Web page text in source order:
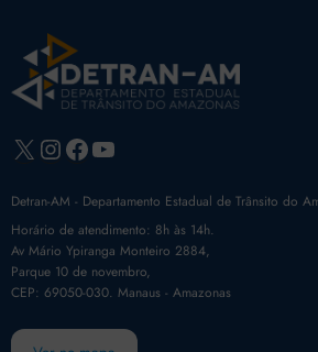
X Instagram
Facebook
Youtube
Detran-AM - Departamento Estadual de Trânsito do
Horário de atendimento: 8h às 14h.
Av Mário Ypiranga Monteiro 2884,
Parque 10 de novembro,
CEP: 69050-030. Manaus - Amazonas